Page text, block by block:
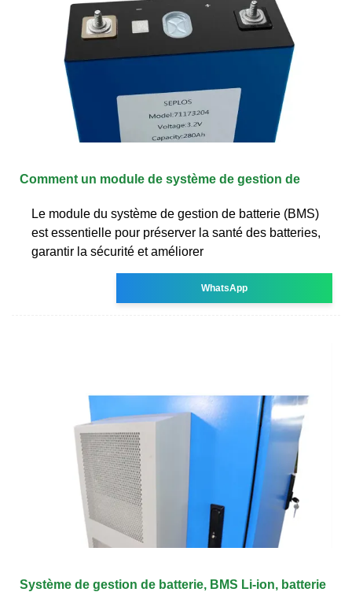
Comment un module de système de gestion de
Le module du système de gestion de batterie (BMS)
est essentielle pour préserver la santé des batteries,
garantir la sécurité et améliorer
WhatsApp
Système de gestion de batterie, BMS Li-ion, batterie